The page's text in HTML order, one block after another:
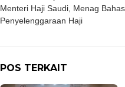
pos
Menteri Haji Saudi, Menag
Penyelenggaraan Haji
POS TERKAIT